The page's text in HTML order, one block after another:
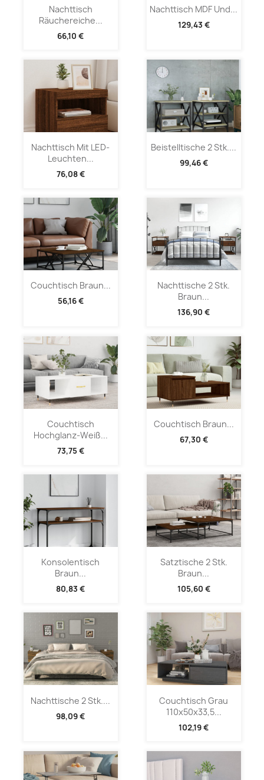
Nachttisch
Räuchereiche...
66,10 €
Nachttisch MDF Und...
129,43 €
Nachttisch Mit LED-
Leuchten...
76,08 €
Beistelltische 2 Stk....
99,46 €
Couchtisch Braun...
56,16 €
Nachttische 2 Stk.
Braun...
136,90 €
Couchtisch
Hochglanz-Weiß...
73,75 €
Couchtisch Braun...
67,30 €
Konsolentisch
Braun...
80,83 €
Satztische 2 Stk.
Braun...
105,60 €
Nachttische 2 Stk....
98,09 €
Couchtisch Grau
110x50x33,5...
102,19 €